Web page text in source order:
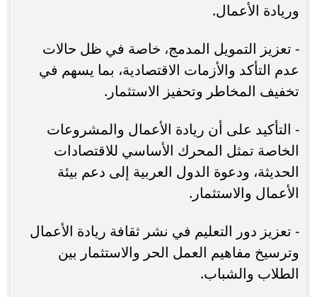
وريادة الأعمال.
- تعزيز التمويل المدمج، خاصة في ظل حالات
عدم التأكد والأزمات الاقتصادية، بما يسهم في
تخفيف المخاطر وتحفيز الاستثمار.
- التأكيد على أن ريادة الأعمال والمشروعات
الخاصة تمثل المحرك الأساسي للاقتصادات
الحديثة، ودعوة الدول العربية إلى دعم بيئة
الأعمال والاستثمار.
- تعزيز دور التعليم في نشر ثقافة ريادة الأعمال
وترسيخ مفاهيم العمل الحر والاستثمار بين
الطلاب والشباب.